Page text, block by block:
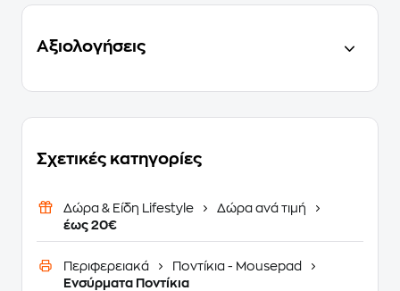
Αξιολογήσεις
Σχετικές κατηγορίες
Δώρα & Είδη Lifestyle
Δώρα ανά τιμή
έως 20€
Περιφερειακά
Ποντίκια - Mousepad
Ενσύρματα Ποντίκια